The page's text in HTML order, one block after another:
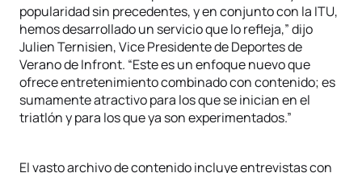
popularidad sin precedentes, y en conjunto con la ITU,
hemos desarrollado un servicio que lo refleja,” dijo
Julien Ternisien, Vice Presidente de Deportes de
Verano de Infront. “Este es un enfoque nuevo que
ofrece entretenimiento combinado con contenido; es
sumamente atractivo para los que se inician en el
triatlón y para los que ya son experimentados.”
El vasto archivo de contenido incluye entrevistas con